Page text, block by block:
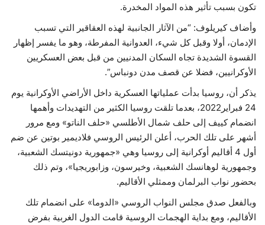
تكون بسبب تأثير هذه المواد المخدرة.
وأضاف كيريلوف: “من الآثار الجانبية لهذه العقاقير التي تسبب
الإدمان، أولا وقبل كل شيء، العدوانية المفرطة، وهو ما يفسر إظهار
القسوة الشديدة تجاه السكان المدنيين من قبل بعض العسكريين
الأوكرانيين، فضلا عن قصف مدن دونباس”.
يذكر أن، روسيا بدأت عملياتها العسكرية داخل الأراضي الأوكرانية يوم
24 فبراير2022، بعدما تلقت روسيا الكثير من التهديدات وأهمها
انضمام كييف إلى حلف شمال الأطلسي «حلف الناتو» ومع مرور
أشهر على تلك الحرب، أعلن الرئيس الروسي فلاديمير بوتين عن ضم
أول 4 أقاليم أوكرانية إلى روسيا وهي «جمهورية دونيتسك الشعبية،
وجمهورية لوهانسك الشعبية، وخيرسون، وزابوريجيا»، وتم ذلك
بحضور نواب البرلمان وممثلي الأقاليم.
وبالفعل صدق مجلس النواب الروسي «الدوما» على انضمام تلك
الأقاليم، ومع بداية الهجمات الروسية قامت الدول الغربية بفرض